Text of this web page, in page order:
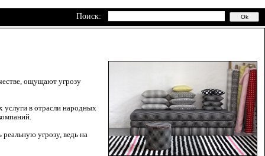
Поиск:
ощущают угрозу
в отрасли народных
угрозу, ведь на